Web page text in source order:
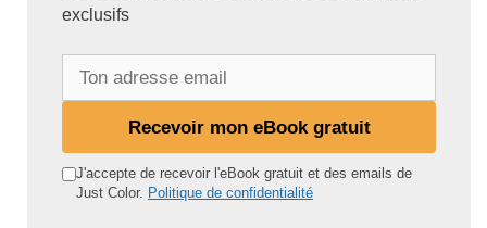
exclusifs
d
Recevoir mon eBook gratuit
J'accepte de recevoir l'eBook gratuit et des emails de
Just Color. Politique de confidentialité